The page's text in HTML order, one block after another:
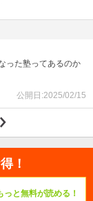
った塾ってあるのか
公開日:2025/02/15
！
っと無料が読める！